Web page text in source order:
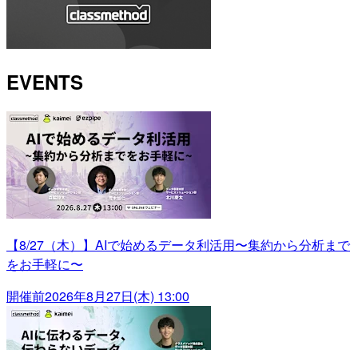
EVENTS
【8/27（木）】AIで始めるデータ利活用〜集約から分析まで
をお手軽に〜
開催前2026年8月27日(木) 13:00